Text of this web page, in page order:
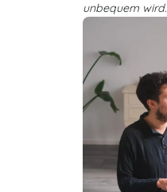
unbequem wird.